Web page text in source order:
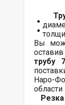
Вы
трубу
Наро-